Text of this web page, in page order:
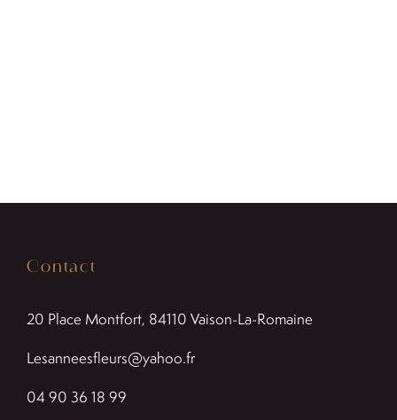
Contact
20 Place Montfort, 84110 Vaison-La-Romaine
Lesanneesfleurs@yahoo.fr
04 90 36 18 99